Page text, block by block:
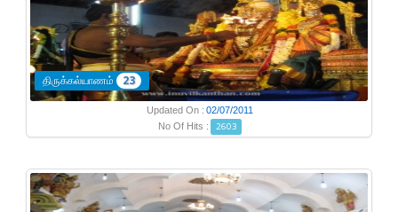
திருக்கல்யாணம் 23
Updated On : 02/07/2011
No Of Hits :
2603